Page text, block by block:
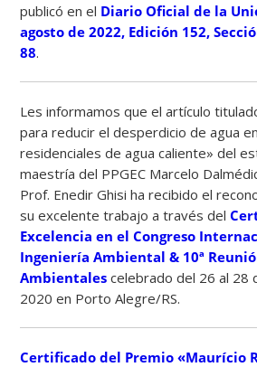
publicó en el Diario Oficial de la
agosto de 2022, Edición 152,
88.
Les informamos que el artículo
para reducir el desperdicio de agua
residenciales de agua caliente» del
maestría del PPGEC Marcelo
Prof. Enedir Ghisi ha recibido el
su excelente trabajo a través del
Excelencia en el Congreso
Ingeniería Ambiental & 10ª
Ambientales celebrado del 26 al 28
2020 en Porto Alegre/RS.
Certificado del Premio «Maurício